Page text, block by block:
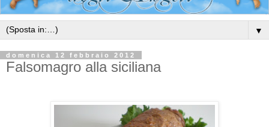
▼
domenica 12 febbraio 2012
Falsomagro alla siciliana